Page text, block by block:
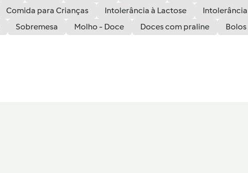
Comida para Crianças Intolerância à Lactose
Sobremesa Molho - Doce Doces com praline Bolos